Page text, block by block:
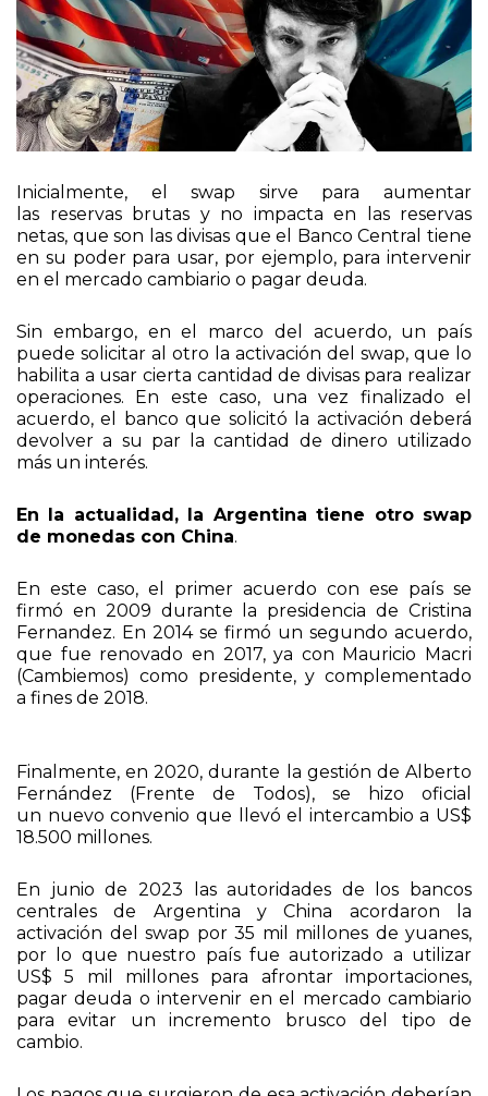
Inicialmente, el swap sirve para aumentar
las reservas brutas y no impacta en las reservas
en su poder para usar, por ejemplo, para intervenir
en el mercado cambiario o pagar deuda.
Sin embargo, en el marco del acuerdo, un país
puede solicitar al otro la activación del swap, que lo
operaciones. En este caso, una vez finalizado el
acuerdo, el banco que solicitó la activación deberá
devolver a su par la cantidad de dinero utilizado
más un interés.
En la actualidad, la Argentina tiene otro swap
de monedas con China
En este caso, el primer acuerdo con ese país se
firmó en 2009 durante la presidencia de Cristina
que fue renovado en 2017, ya con Mauricio Macri
(Cambiemos) como presidente, y complementado
a fines de 2018.
Finalmente, en 2020, durante la gestión de Alberto
18.500 millones.
En junio de 2023 las autoridades de los bancos
centrales de Argentina y China acordaron la
por lo que nuestro país fue autorizado a utilizar
US$ 5 mil millones para afrontar importaciones,
pagar deuda o intervenir en el mercado cambiario
para evitar un incremento brusco del tipo de
cambio.
Los pagos que surgieron de esa activación deberían
comenzar a realizarse en junio de 2026.